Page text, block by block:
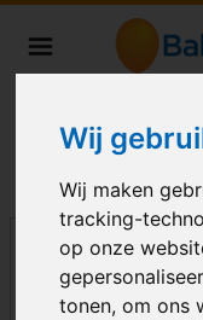
Wij
Wij maken
tracking-
op onze
tonen, om ons